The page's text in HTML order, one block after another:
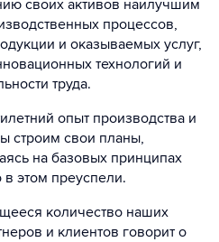
своих активов наилучшим
процессов,
и оказываемых услуг,
технологий и
труда.
опыт производства и
строим свои планы,
на базовых принципах
этом преуспели.
количество наших
и клиентов говорит о